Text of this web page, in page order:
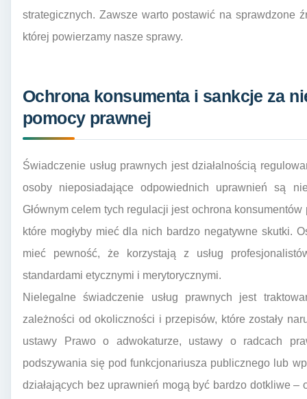
strategicznych. Zawsze warto postawić na sprawdzone
której powierzamy nasze sprawy.
Ochrona konsumenta i sankcje za
pomocy prawnej
Świadczenie usług prawnych jest działalnością
osoby nieposiadające odpowiednich uprawnień są
Głównym celem tych regulacji jest ochrona
które mogłyby mieć dla nich bardzo negatywne skutki.
mieć pewność, że korzystają z usług
standardami etycznymi i merytorycznymi.
Nielegalne świadczenie usług prawnych jest
zależności od okoliczności i przepisów, które zostały
ustawy Prawo o adwokaturze, ustawy o radcach
podszywania się pod funkcjonariusza publicznego lub
działających bez uprawnień mogą być bardzo dotkliwe